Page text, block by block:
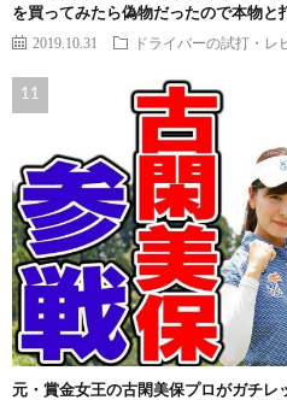
を買ってみたら偽物だったので本物と
2019.10.31 ドライバーの試打・レ
元・賞金女王の古閑美保プロがガチレ